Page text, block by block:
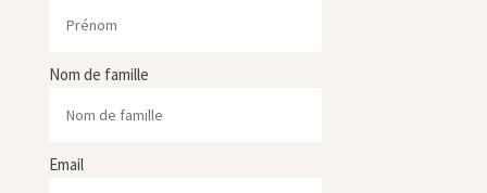
Nom de famille
Email